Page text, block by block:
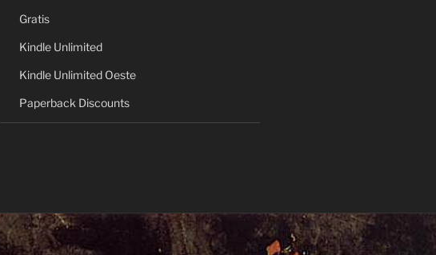
Gratis
Kindle Unlimited
Kindle Unlimited Oeste
Paperback Discounts